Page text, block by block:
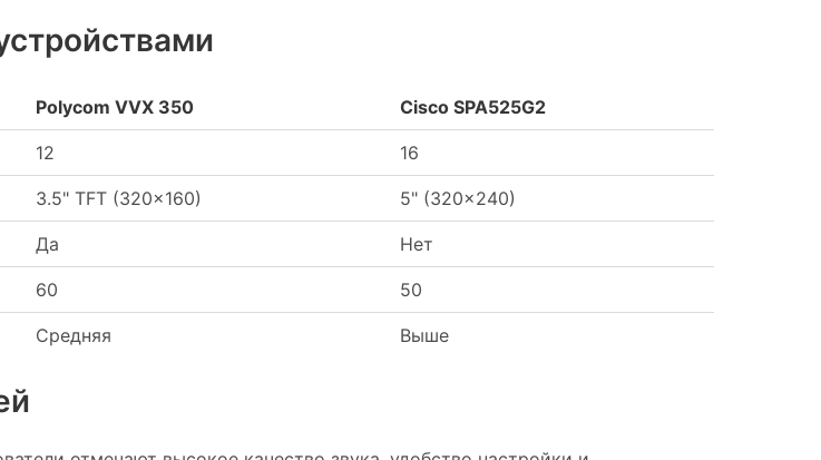
Polycom VVX 350 Cisco SPA525G2
12 16
3.5" TFT (320x160) 5" (320x240)
Да Нет
60 50
Средняя Выше